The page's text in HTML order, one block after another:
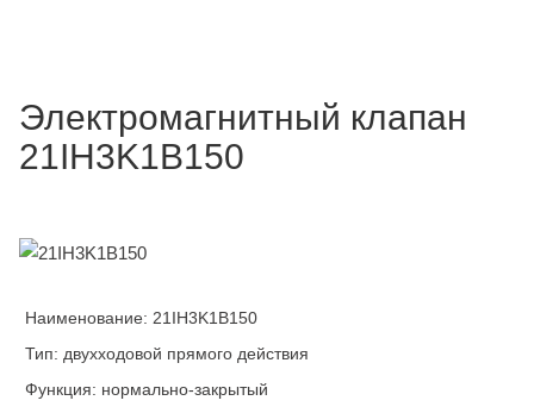
Электромагнитный клапан
21IH3K1B150
Наименование: 21IH3K1B150
Тип: двухходовой прямого действия
Функция: нормально-закрытый